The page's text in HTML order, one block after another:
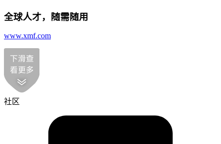
全球人才，随需随用
www.xmf.com
社区